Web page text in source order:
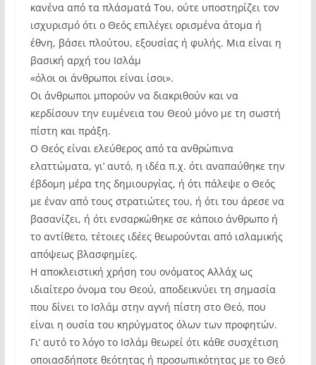
κανένα από τα πλάσματά Του, ούτε υποστηρίζει τον
ισχυρισμό ότι ο Θεός επιλέγει ορισμένα άτομα ή
έθνη, βάσει πλούτου, εξουσίας ή φυλής. Μια είναι η
βασική αρχή του Ισλάμ
«όλοι οι άνθρωποι είναι ίσοι».
Οι άνθρωποι μπορούν να διακριθούν και να
κερδίσουν την ευμένεια του Θεού μόνο με τη σωστή
πίστη και πράξη.
Ο Θεός είναι ελεύθερος από τα ανθρώπινα
ελαττώματα, γι’ αυτό, η ιδέα π.χ. ότι αναπαύθηκε την
έβδομη μέρα της δημιουργίας, ή ότι πάλεψε ο Θεός
με έναν από τους στρατιώτες του, ή ότι του άρεσε να
βασανίζει, ή ότι ενσαρκώθηκε σε κάποιο άνθρωπο ή
το αντίθετο, τέτοιες ιδέες θεωρούνται από ισλαμικής
απόψεως βλασφημίες.
Η αποκλειστική χρήση του ονόματος Αλλάχ ως
ιδιαίτερο όνομα του Θεού, αποδεικνύει τη σημασία
που δίνει το Ισλάμ στην αγνή πίστη στο Θεό, που
είναι η ουσία του κηρύγματος όλων των προφητών.
Γι’ αυτό το λόγο το Ισλάμ θεωρεί ότι κάθε συσχέτιση
οποιασδήποτε θεότητας ή προσωπικότητας με το Θεό